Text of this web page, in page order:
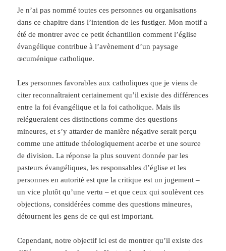
Je n’ai pas nommé toutes ces personnes ou organisations
dans ce chapitre dans l’intention de les fustiger. Mon motif a
été de montrer avec ce petit échantillon comment l’église
évangélique contribue à l’avènement d’un paysage
œcuménique catholique.
Les personnes favorables aux catholiques que je viens de
citer reconnaîtraient certainement qu’il existe des différences
entre la foi évangélique et la foi catholique. Mais ils
relégueraient ces distinctions comme des questions
mineures, et s’y attarder de manière négative serait perçu
comme une attitude théologiquement acerbe et une source
de division. La réponse la plus souvent donnée par les
pasteurs évangéliques, les responsables d’église et les
personnes en autorité est que la critique est un jugement –
un vice plutôt qu’une vertu – et que ceux qui soulèvent ces
objections, considérées comme des questions mineures,
détournent les gens de ce qui est important.
Cependant, notre objectif ici est de montrer qu’il existe des